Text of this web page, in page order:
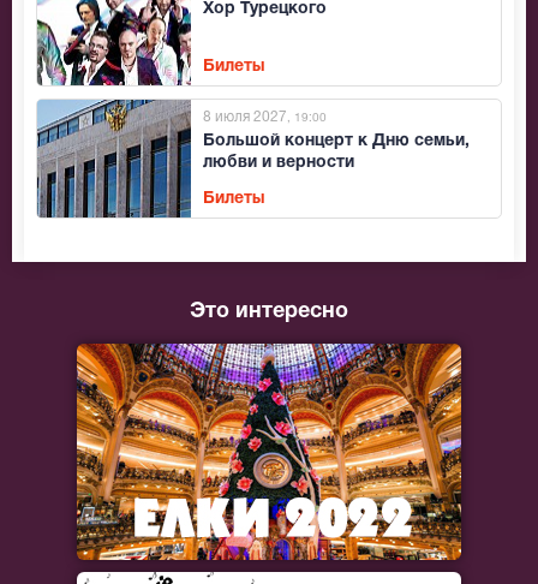
Хор Турецкого
Билеты
Большой концерт к Дню семьи,
любви и верности
8 июля 2027 , 19:00
Билеты
Это интересно